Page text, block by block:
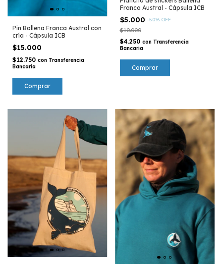
Pin Ballena Franca Austral con
cría - Cápsula ICB
$15.000
$12.750 con Transferencia
Bancaria
Franca Austral - Cápsula ICB
$5.000 -50% OFF
$10.000
$4.250 con Transferencia
Bancaria